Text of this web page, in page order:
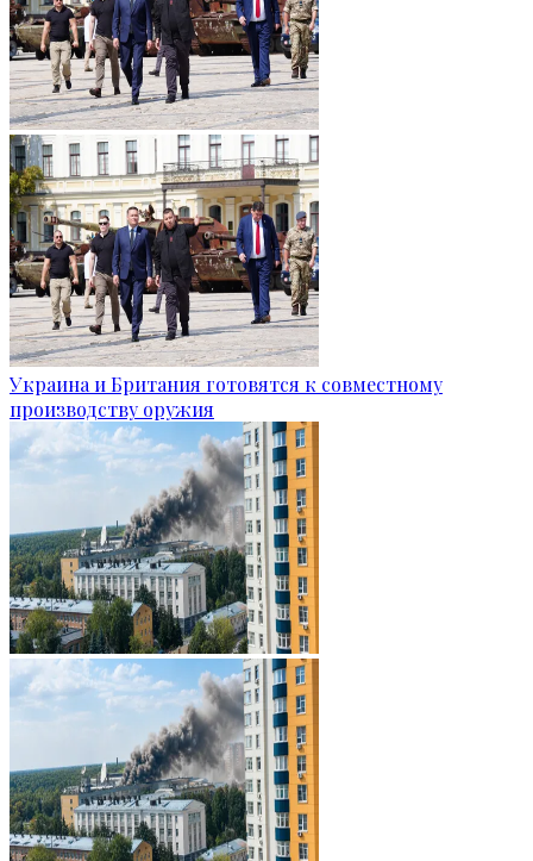
Украина и Британия готовятся к совместному
производству оружия